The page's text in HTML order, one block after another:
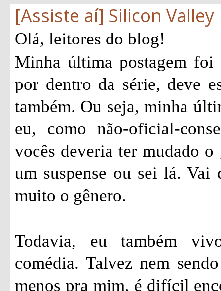
[Assiste aí] Silicon Valley
Olá, leitores do blog!
Minha última postagem
por dentro da série, deve
também. Ou seja, minha
eu, como não-oficial-
vocês deveria ter mudado o
um suspense ou sei lá. Vai
muito o gênero.
Todavia, eu também
comédia. Talvez nem
menos pra mim, é difícil